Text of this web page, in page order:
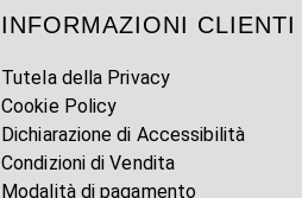
INFORMAZIONI CLIENTI
Tutela della Privacy
Cookie Policy
Dichiarazione di Accessibilità
Condizioni di Vendita
Modalità di pagamento